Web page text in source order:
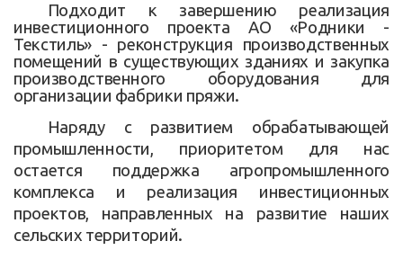
Подходит к завершению реализация
инвестиционного проекта АО «Родники -
Текстиль» - реконструкция производственных
помещений в существующих зданиях и закупка
производственного оборудования для
организации фабрики пряжи.
Наряду с развитием обрабатывающей
промышленности, приоритетом для нас
остается поддержка агропромышленного
комплекса и реализация инвестиционных
проектов, направленных на развитие наших
сельских территорий.